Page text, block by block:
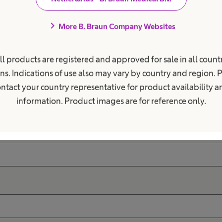
chevron_right More B. Braun Company Websites
products are registered and approved for sale in all
Indications of use also may vary by country and region.
your country representative for product availability
information. Product images are for reference only.